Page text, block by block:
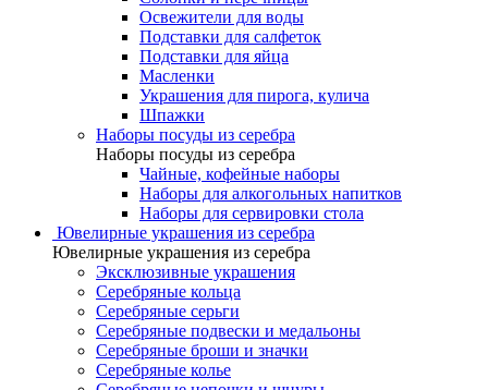
Освежители для воды
Подставки для салфеток
Подставки для яйца
Масленки
Украшения для пирога, кулича
Шпажки
Наборы посуды из серебра
Наборы посуды из серебра
Чайные, кофейные наборы
Наборы для алкогольных напитков
Наборы для сервировки стола
Ювелирные украшения из серебра
Ювелирные украшения из серебра
Эксклюзивные украшения
Серебряные кольца
Серебряные серьги
Серебряные подвески и медальоны
Серебряные броши и значки
Серебряные колье